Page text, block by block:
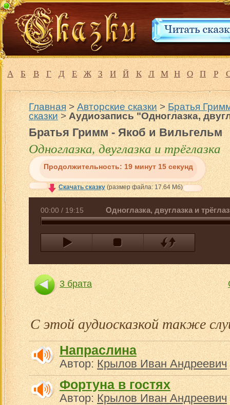
А Б В Г Д Е Ж З И Й К Л М Н О П Р
Главная>Авторские сказки>Братья
сказки>Аудиозапись "Одноглазка,
Братья Гримм - Якоб и Вильгельм
Одноглазка, двуглазка и трёглазка
Продолжительность: 19 минут 15 секунд
Скачать сказку(размер файла: 17.64 Мб)
00:00 / 19:15 Одноглазка, двуглазка и
3 брата
С этой аудиосказкой также
Напраслина
Автор:Крылов Иван Андреевич
Фортуна в гостях
Автор:Крылов Иван Андреевич